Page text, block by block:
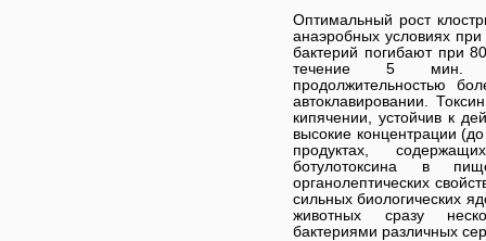
Оптимальный рост
анаэробных условиях
бактерий погибают при
течение 5 мин.
продолжительностью
автоклавировании.
кипячении, устойчив к
высокие концентрации
продуктах,
ботулотоксина в
органолептических
сильных биологических
животных сразу
бактериями различных